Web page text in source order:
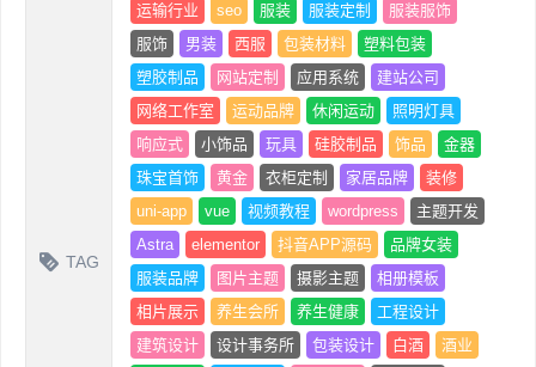
TAG
运输行业
seo 服装 服装定制
服装服饰
服饰
男装 西服 包装材料
塑料包装
塑胶制品
网站定制 应用系统
建站公司
网络工作室
运动品牌 休闲运动
照明灯具
响应式
小饰品 玩具 硅胶制品 饰品
金器
珠宝首饰
黄金 衣柜定制 家居品牌
装修
uni-app
vue 视频教程 wordpress
主题开发
Astra
elementor 抖音APP源码
品牌女装
服装品牌
图片主题 摄影主题
相册模板
相片展示
养生会所 养生健康
工程设计
建筑设计
设计事务所 包装设计 白酒
酒业